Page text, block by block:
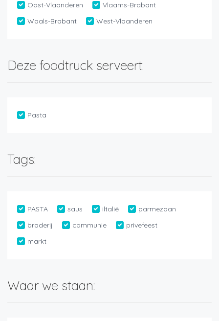
Oost-Vlaanderen
Vlaams-Brabant
Waals-Brabant
West-Vlaanderen
Deze foodtruck serveert:
Pasta
Tags:
PASTA saus iltalië
parmezaan
braderij
communie
privefeest
markt
Waar we staan: